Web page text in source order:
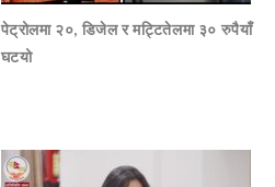
पेट्रोलमा २०, डिजेल र मट्टितेलमा ३० रुपैयाँ
घटयो